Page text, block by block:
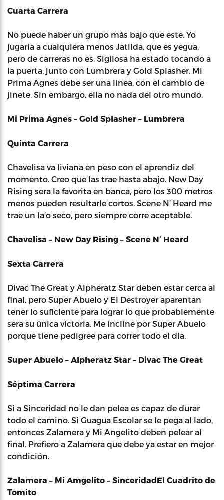
Cuarta Carrera
No puede haber un grupo más bajo que este. Yo
jugaría a cualquiera menos Jatilda, que es yegua,
pero de carreras no es. Sigilosa ha estado tocando a
la puerta, junto con Lumbrera y Gold Splasher. Mi
Prima Agnes debe ser una línea, con el cambio de
jinete. Sin embargo, ella no nada del otro mundo.
Mi Prima Agnes – Gold Splasher – Lumbrera
Quinta Carrera
Chavelisa va liviana en peso con el aprendiz del
momento. Creo que las trae hasta abajo. New Day
Rising sera la favorita en banca, pero los 300 metros
menos pueden resultarle cortos. Scene N’ Heard me
trae un la’o seco, pero siempre corre aceptable.
Chavelisa – New Day Rising – Scene N’ Heard
Sexta Carrera
Divac The Great y Alpheratz Star deben estar cerca al
final, pero Super Abuelo y El Destroyer aparentan
tener lo suficiente para lograr lo que probablemente
sera su única victoria. Me incline por Super Abuelo
porque tiene pedigree para correr todo el día.
Super Abuelo – Alpheratz Star – Divac The Great
Séptima Carrera
Si a Sinceridad no le dan pelea es capaz de durar
todo el camino. Si Guagua Escolar se le pega al lado,
entonces Zalamera y Mi Angelito deben pelear al
final. Prefiero a Zalamera que debe ya estar en mejor
condición.
Zalamera – Mi Amgelito – SinceridadEl Cuadrito de
Tomito